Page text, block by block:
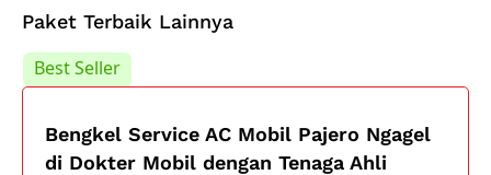
Paket Terbaik Lainnya
Best Seller
Bengkel Service AC Mobil Pajero Ngagel
di Dokter Mobil dengan Tenaga Ahli
Best Seller